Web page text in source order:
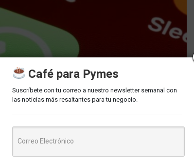
Café para Pymes
Suscríbete con tu correo a nuestro newsletter semanal con
las noticias más resaltantes para tu negocio.